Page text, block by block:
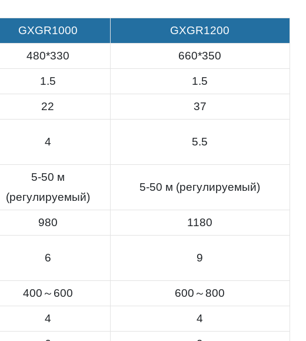
GXGR1000 GXGR1200
480*330 660*350
1.5 1.5
22 37
4 5.5
5-50 м
(регулируемый)
5-50 м (регулируемый)
980 1180
6 9
400～600 600～800
4 4